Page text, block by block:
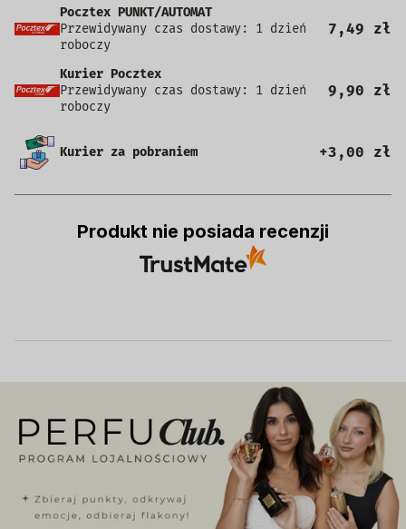
Pocztex PUNKT/AUTOMAT
Przewidywany czas dostawy: 1 dzień
roboczy
7,49 zł
Kurier Pocztex
Przewidywany czas dostawy: 1 dzień
roboczy
9,90 zł
Kurier za pobraniem +3,00 zł
Produkt nie posiada recenzji